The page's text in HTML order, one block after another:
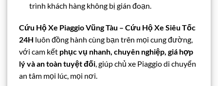
trình khách hàng không bị gián đoạn.
Cứu Hộ Xe Piaggio Vũng Tàu – Cứu Hộ Xe Siêu Tốc
24H luôn đồng hành cùng bạn trên mọi cung đường,
với cam kết phục vụ nhanh, chuyên nghiệp, giá hợp
lý và an toàn tuyệt đối, giúp chủ xe Piaggio di chuyển
an tâm mọi lúc, mọi nơi.